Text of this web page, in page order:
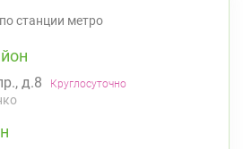
по станции метро
д.8 Круглосуточно